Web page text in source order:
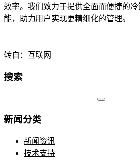
效率。我们致力于提供全面而便捷的
能，助力用户实现更精细化的管理。
转自：互联网
搜索
新闻分类
新闻资讯
技术支持